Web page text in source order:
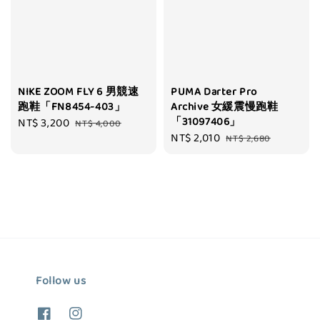
NIKE ZOOM FLY 6 男競速
跑鞋「FN8454-403」
Sale
NT$ 3,200 Regular
NT$ 4,000
PUMA Darter Pro
Archive 女緩震慢跑鞋
「31097406」
Sale
NT$ 2,010 Regular
NT$ 2,680
Follow us